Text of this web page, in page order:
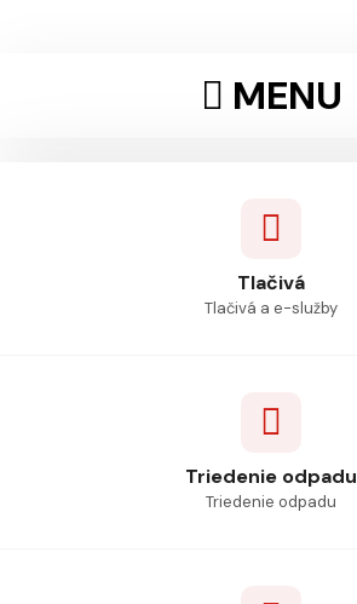
MENU
Tlačivá
Tlačivá a e-služby
Triedenie odpadu
Triedenie odpadu